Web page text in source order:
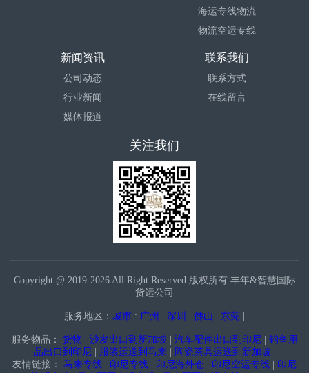
海运专线物流
物流空运专线
新闻资讯
公司动态
行业新闻
媒体报道
联系我们
联系方式
在线留言
关注我们
Copyright @ 2019-2026 All Right Reserved 版权所有:丰年&智慧国际
货运公司
服务地区： 城市 : 广州 | 深圳 | 佛山 | 东莞 |
服务物品： 货物 | 沙发出口到新加坡 | 汽车配件出口到印尼| 钓鱼用
品出口到印尼| 服装运送到马来| 陶瓷茶具运送到新加坡 |
友情链接： 马来专线 | 印尼专线 | 印尼海外仓 | 印尼空运专线 | 印尼